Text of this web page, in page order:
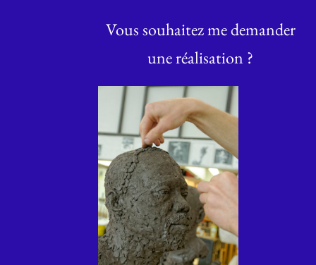
Vous souhaitez me demander
une réalisation ?